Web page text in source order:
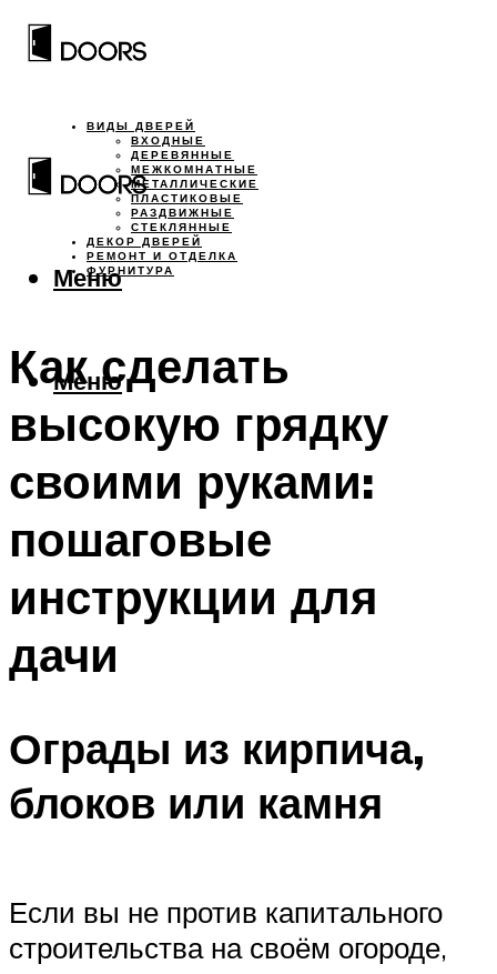
ВИДЫ ДВЕРЕЙ
ВХОДНЫЕ
ДЕРЕВЯННЫЕ
МЕЖКОМНАТНЫЕ
МЕТАЛЛИЧЕСКИЕ
ПЛАСТИКОВЫЕ
РАЗДВИЖНЫЕ
СТЕКЛЯННЫЕ
ДЕКОР ДВЕРЕЙ
РЕМОНТ И ОТДЕЛКА
ФУРНИТУРА
Меню
Меню
Как сделать
высокую грядку
своими руками:
пошаговые
инструкции для
дачи
Ограды из кирпича,
блоков или камня
Если вы не против капитального
строительства на своём огороде,